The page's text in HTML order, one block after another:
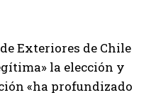
Exteriores de Chile
la elección y
«ha profundizado